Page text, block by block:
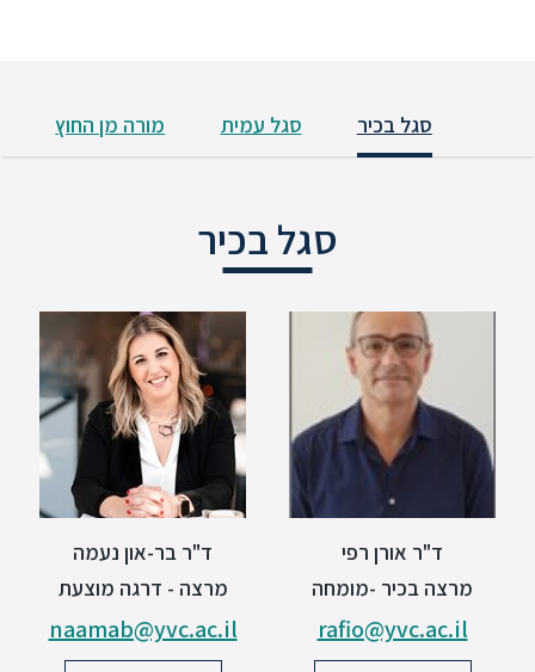
סגל
שכר
מחקר
והוראה
סגל בכיר סגל עמית מורה מן החוץ
סגל בכיר
ד"ר אורן רפי
מרצה בכיר -מומחה
rafio@yvc.ac.il
ד"ר בר-און נעמה
מרצה - דרגה מוצעת
naamab@yvc.ac.il